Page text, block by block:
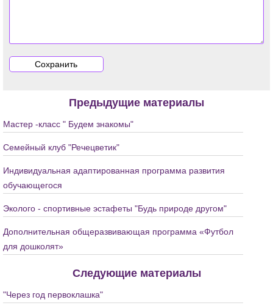
Предыдущие материалы
Мастер -класс " Будем знакомы"
Семейный клуб "Речецветик"
Индивидуальная адаптированная программа развития
обучающегося
Эколого - спортивные эстафеты "Будь природе другом"
Дополнительная общеразвивающая программа «Футбол
для дошколят»
Следующие материалы
"Через год первоклашка"